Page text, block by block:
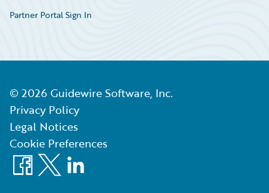
Partner Portal Sign In
© 2026 Guidewire Software, Inc.
Privacy Policy
Legal Notices
Cookie Preferences
Facebook
X LinkedIn